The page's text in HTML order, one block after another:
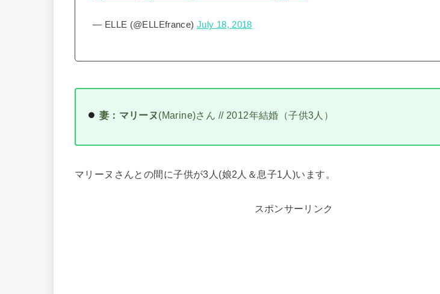
— ELLE (@ELLEfrance) July 18, 2018
妻：マリーヌ(Marine)さん // 2012年結婚（子供3人）
マリーヌさんとの間に子供が3人(娘2人＆息子1人)います。
スポンサーリンク